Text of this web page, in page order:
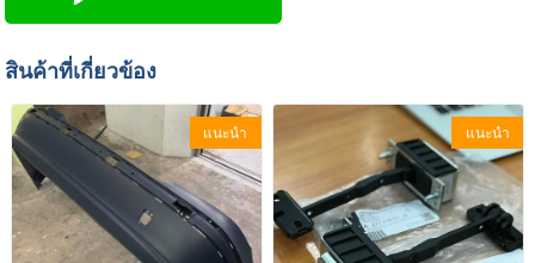
สินค้าที่เกี่ยวข้อง
แนะนำ แนะนำ